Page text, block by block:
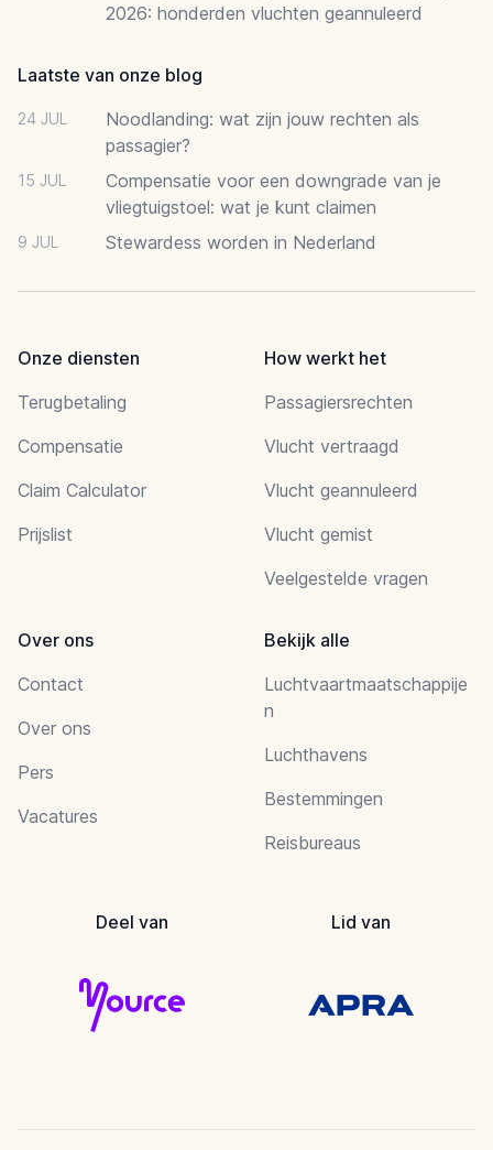
2026: honderden vluchten geannuleerd
Laatste van onze blog
24 JUL
Noodlanding: wat zijn jouw rechten als
passagier?
15 JUL
Compensatie voor een downgrade van je
vliegtuigstoel: wat je kunt claimen
9 JUL Stewardess worden in Nederland
Onze diensten
Terugbetaling
Compensatie
Claim Calculator
Prijslist
How werkt het
Passagiersrechten
Vlucht vertraagd
Vlucht geannuleerd
Vlucht gemist
Veelgestelde vragen
Over ons
Contact
Over ons
Pers
Vacatures
Bekijk alle
Luchtvaartmaatschappije
n
Luchthavens
Bestemmingen
Reisbureaus
Deel van Lid van